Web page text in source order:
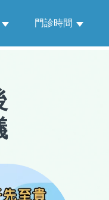
門診時間